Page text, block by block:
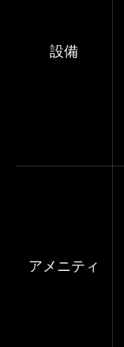
設備
アメニティ